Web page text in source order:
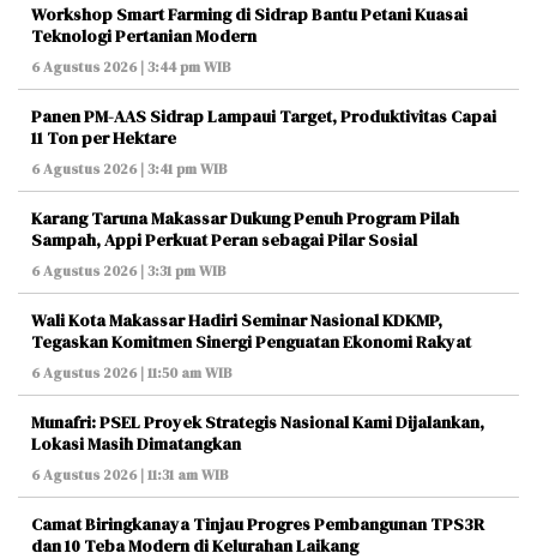
Workshop Smart Farming di Sidrap Bantu Petani Kuasai
Teknologi Pertanian Modern
6 Agustus 2026 | 3:44 pm WIB
Panen PM-AAS Sidrap Lampaui Target, Produktivitas Capai
11 Ton per Hektare
6 Agustus 2026 | 3:41 pm WIB
Karang Taruna Makassar Dukung Penuh Program Pilah
Sampah, Appi Perkuat Peran sebagai Pilar Sosial
6 Agustus 2026 | 3:31 pm WIB
Wali Kota Makassar Hadiri Seminar Nasional KDKMP,
Tegaskan Komitmen Sinergi Penguatan Ekonomi Rakyat
6 Agustus 2026 | 11:50 am WIB
Munafri: PSEL Proyek Strategis Nasional Kami Dijalankan,
Lokasi Masih Dimatangkan
6 Agustus 2026 | 11:31 am WIB
Camat Biringkanaya Tinjau Progres Pembangunan TPS3R
dan 10 Teba Modern di Kelurahan Laikang